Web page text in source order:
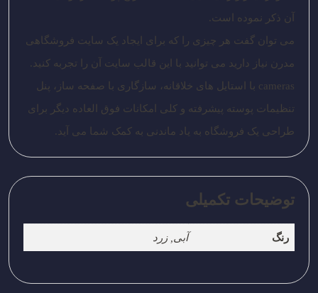
آن ذکر نموده است.
می توان گفت هر چیزی را که برای ایجاد یک سایت فروشگاهی
مدرن نیاز دارید می توانید با این قالب سایت آن را تجربه کنید.
cameras با استایل های خلاقانه، سازگاری با صفحه ساز، پنل
تنظیمات پوسته پیشرفته و کلی امکانات فوق العاده دیگر برای
طراحی یک فروشگاه به یاد ماندنی به کمک شما می آید.
توضیحات تکمیلی
رنگ آبی, زرد